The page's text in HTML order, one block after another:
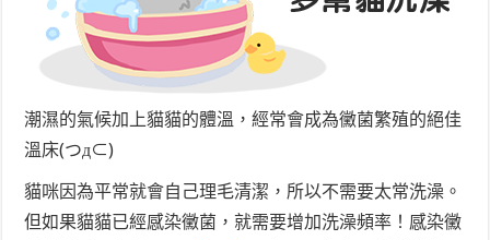
潮濕的氣候加上貓貓的體溫，經常會成為黴菌繁殖的絕佳
溫床(つд⊂)
貓咪因為平常就會自己理毛清潔，所以不需要太常洗澡。
但如果貓貓已經感染黴菌，就需要增加洗澡頻率！感染黴